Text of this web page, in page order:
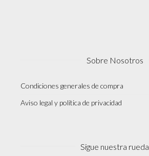
Sobre Nosotros
Condiciones generales de compra
Aviso legal y política de privacidad
Sigue nuestra rueda